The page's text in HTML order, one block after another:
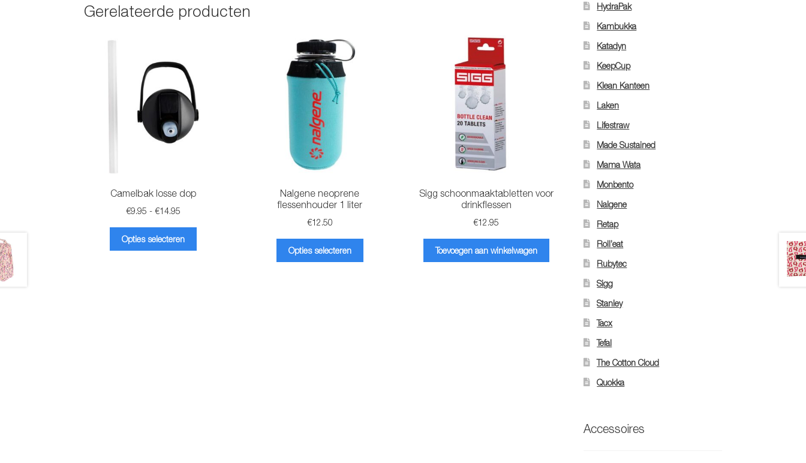
Gerelateerde producten
Camelbak losse dop
€9.95 - €14.95
tot
€14.95
Opties selecteren
Nalgene neoprene
flessenhouder 1 liter
€12.50
Opties selecteren
Sigg schoonmaaktabletten voor
drinkflessen
€12.95
Toevoegen aan winkelwagen
HydraPak
Kambukka
Katadyn
KeepCup
Klean Kanteen
Laken
Lifestraw
Made Sustained
Mama Wata
Monbento
Nalgene
Retap
Roll’eat
Rubytec
Sigg
Stanley
Tacx
Tefal
The Cotton Cloud
Quokka
Accessoires